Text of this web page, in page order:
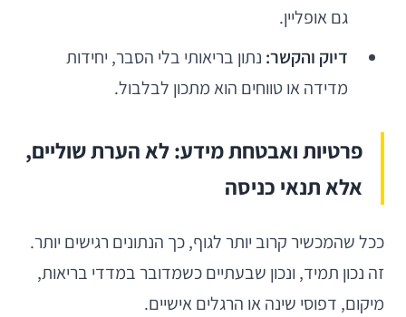
גם אופליין.
דיוק והקשר: נתון בריאותי בלי הסבר, יחידות
מדידה או טווחים הוא מתכון לבלבול.
פרטיות ואבטחת מידע: לא הערת שוליים,
אלא תנאי כניסה
ככל שהמכשיר קרוב יותר לגוף, כך הנתונים רגישים יותר.
זה נכון תמיד, ונכון שבעתיים כשמדובר במדדי בריאות,
מיקום, דפוסי שינה או הרגלים אישיים.